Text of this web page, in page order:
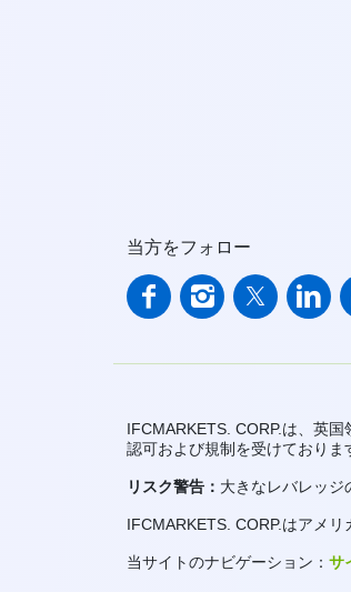
当方をフォロー
IFCMARKETS. CORP.は、英
認可および規制を受けておりま
リスク警告： 大きなレバレッジ
IFCMARKETS. CORP.はアメ
当サイトのナビゲーション： サ